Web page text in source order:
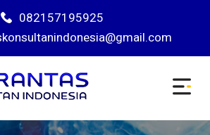
082157195925